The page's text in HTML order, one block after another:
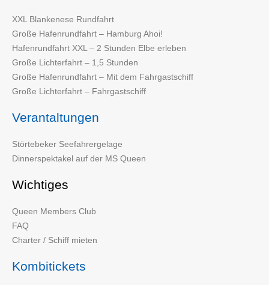
XXL Blankenese Rundfahrt
Große Hafenrundfahrt – Hamburg Ahoi!
Hafenrundfahrt XXL – 2 Stunden Elbe erleben
Große Lichterfahrt – 1,5 Stunden
Große Hafenrundfahrt – Mit dem Fahrgastschiff
Große Lichterfahrt – Fahrgastschiff
Verantaltungen
Störtebeker Seefahrergelage
Dinnerspektakel auf der MS Queen
Wichtiges
Queen Members Club
FAQ
Charter / Schiff mieten
Kombitickets